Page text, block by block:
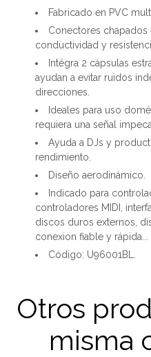
Fabricado en PVC
Conectores chapados
conductividad y
Intégra 2 cápsulas
ayudan a evitar ruidos
direcciones.
Ideales para uso
requiera una señal
Ayuda a DJs y
rendimiento.
Diseño aerodinámico.
Indicado para
controladores MIDI,
discos duros externos,
conexion fiable y rápida...
Código: U96001BL.
Otros
misma